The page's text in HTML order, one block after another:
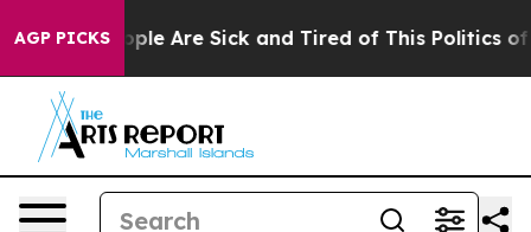
AGP PICKS
“People Are Sick and Tired of This Politics of